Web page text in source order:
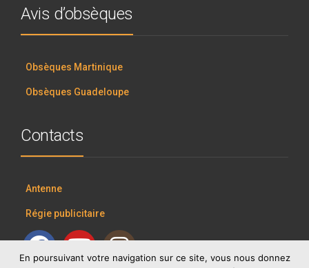
Avis d’obsèques
Obsèques Martinique
Obsèques Guadeloupe
Contacts
Antenne
Régie publicitaire
En poursuivant votre navigation sur ce site, vous nous donnez